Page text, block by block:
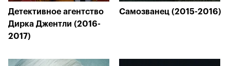
Детективное агентство
Дирка Джентли (2016-
2017)
Самозванец (2015-2016)